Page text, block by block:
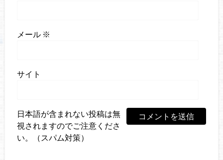
メール ※
サイト
日本語が含まれない投稿は無
視されますのでご注意くださ
い。（スパム対策）